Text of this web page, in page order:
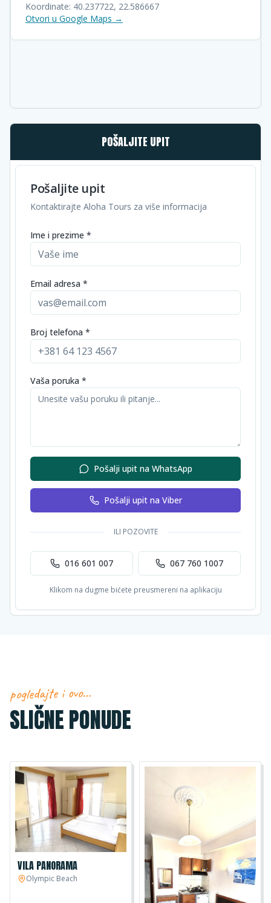
Koordinate: 40.237722, 22.586667
Otvori u Google Maps →
POŠALJITE UPIT
Pošaljite upit
Kontaktirajte Aloha Tours za više informacija
Ime i prezime *
Email adresa *
Broj telefona *
Vaša poruka *
Pošalji upit na WhatsApp
Pošalji upit na Viber
ILI POZOVITE
016 601 007 067 760 1007
Klikom na dugme bićete preusmereni na aplikaciju
pogledajte i ovo…
SLIČNE PONUDE
VILA PANORAMA
Olympic Beach